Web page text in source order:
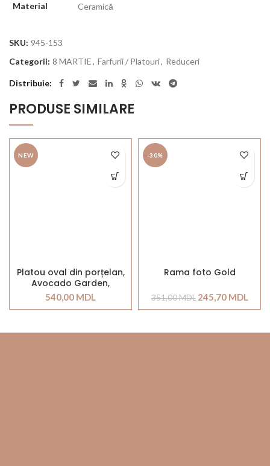
Material
Ceramică
SKU: 945-153
Categorii: 8 MARTIE, Farfurii / Platouri, Reduceri
Distribuie
PRODUSE SIMILARE
NEW
Platou oval din porțelan,
Avocado Garden,
30x16cm
540,00 MDL
-30%
Rama foto Gold
351,00MDL 245,70 MDL